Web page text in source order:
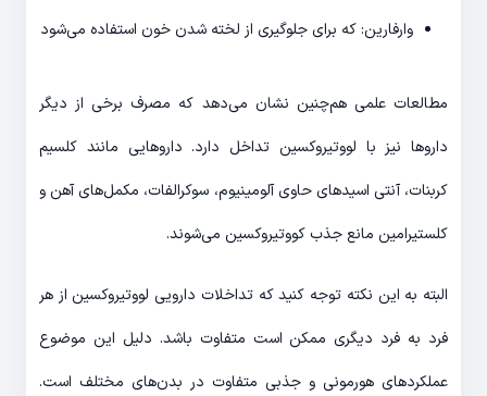
وارفارین: که برای جلوگیری از لخته شدن خون استفاده می‌شود
مطالعات علمی هم‌چنین نشان می‌دهد که مصرف برخی از دیگر
داروها نیز با لووتیروکسین تداخل دارد. داروهایی مانند کلسیم
کربنات، آنتی اسیدهای حاوی آلومینیوم، سوکرالفات، مکمل‌های آهن و
کلستیرامین مانع جذب کووتیروکسین می‌شوند.
البته به این نکته توجه کنید که تداخلات دارویی لووتیروکسین از هر
فرد به فرد دیگری ممکن است متفاوت باشد. دلیل این موضوع
عملکردهای هورمونی و جذبی متفاوت در بدن‌های مختلف است.